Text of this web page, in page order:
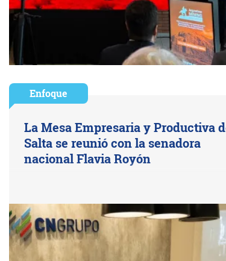
Enfoque
La Mesa Empresaria y Productiva
Salta se reunió con la senadora
nacional Flavia Royón